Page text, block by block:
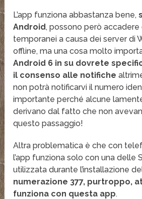
L’app funziona abbastanza bene,
Android, possono però accadere
temporanei a causa dei server di
offline, ma una cosa molto
Android 6 in su dovrete
il consenso alle notifiche
non potrà notificarvi il numero
importante perché alcune
derivano dal fatto che non
questo passaggio!
Altra problematica è che con
l’app funziona solo con una delle
utilizzata durante l’installazione
numerazione 377, purtroppo,
funziona con questa app.